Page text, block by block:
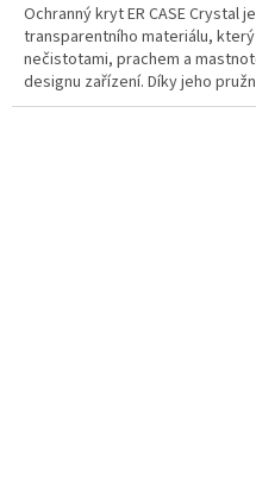
Ochranný kryt ER CASE Crystal
transparentního materiálu,
nečistotami, prachem a
designu zařízení. Díky jeho
snadné a...